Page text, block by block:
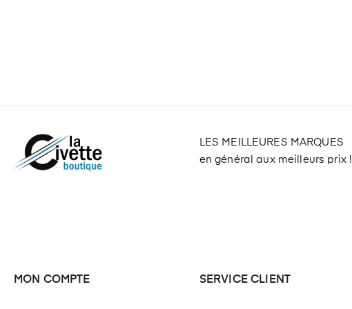
LES MEILLEURES MARQUES
en général aux meilleurs prix !
MON COMPTE SERVICE CLIENT